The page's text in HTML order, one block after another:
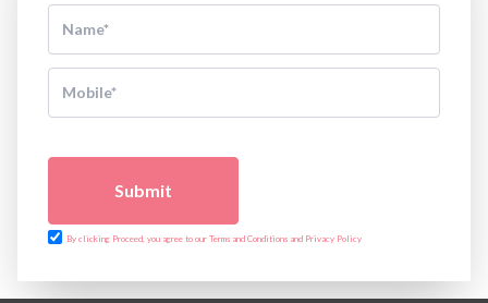
Submit
By clicking Proceed, you agree to our Terms and Conditions and Privacy Policy